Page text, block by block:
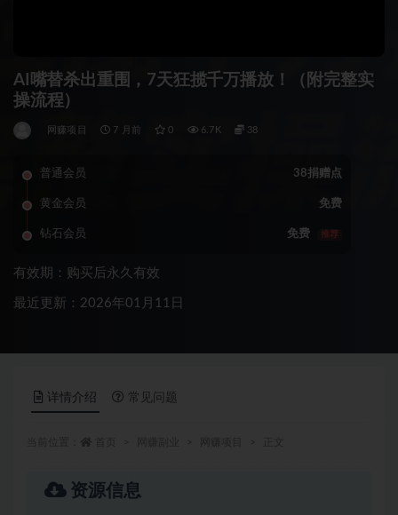
AI嘴替杀出重围，7天狂揽千万播放！（附完整实
操流程）
网赚项目 7 月前 0 6.7K 38
普通会员 38捐赠点
黄金会员 免费
钻石会员 免费 推荐
有效期：购买后永久有效
最近更新：2026年01月11日
详情介绍 常见问题
资源信息